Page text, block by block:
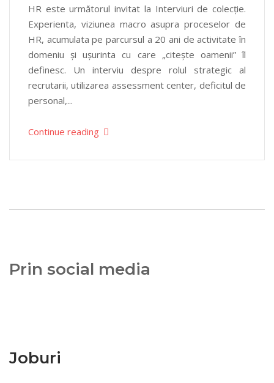
HR este următorul invitat la Interviuri de colecție.
Experienta, viziunea macro asupra proceselor de
HR, acumulata pe parcursul a 20 ani de activitate în
domeniu și ușurinta cu care „citește oamenii” îl
definesc. Un interviu despre rolul strategic al
recrutarii, utilizarea assessment center, deficitul de
personal,...
Continue reading
Prin social media
Joburi